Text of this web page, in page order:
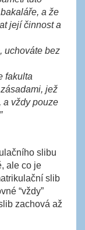
a že
její činnost a
uchováte bez
fakulta
jež
a vždy pouze
slibu
ale co je
slib
“vždy”
zachová až